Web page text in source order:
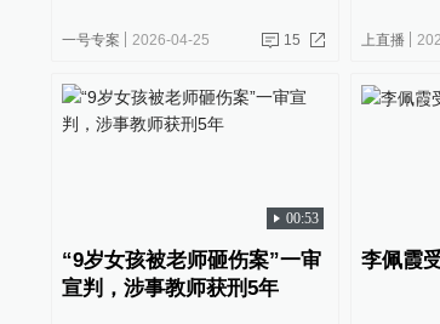
一号专案 2026-04-25 15 上直播
00:53
“9岁女孩被老师砸伤案”一审
宣判，涉事教师获刑5年
李佩霞